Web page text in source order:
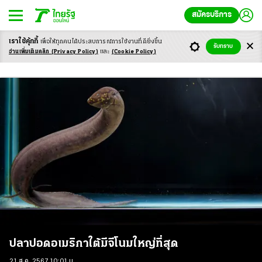
สมัครบริการ
จีโนม
ปลาปอดอเมริกาใต้มีจีโนมใหญ่ที่สุด
เราใช้คุ้กกี้ เพื่อให้ทุกคนได้ประสบการณ์การใช้งานที่ดียิ่งขึ้น
อ่านเพิ่มเติมคลิก (Privacy Policy) และ (Cookie Policy)
รับทราบ